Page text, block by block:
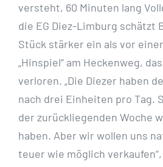
versteht, 60 Minuten lang
die EG Diez-Limburg schätzt
Stück stärker ein als vor
„Hinspiel“ am Heckenweg,
verloren. „Die Diezer haben
nach drei Einheiten pro Tag.
der zurückliegenden Woche
haben. Aber wir wollen uns
teuer wie möglich